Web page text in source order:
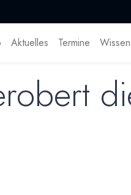
Aktuelles Termine Wissen